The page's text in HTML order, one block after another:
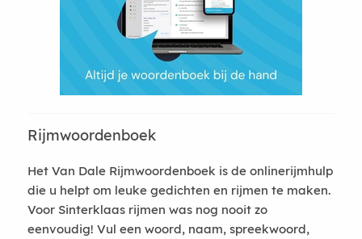
Rijmwoordenboek
Het Van Dale Rijmwoordenboek is de onlinerijmhulp
die u helpt om leuke gedichten en rijmen te maken.
Voor Sinterklaas rijmen was nog nooit zo
eenvoudig! Vul een woord, naam, spreekwoord,